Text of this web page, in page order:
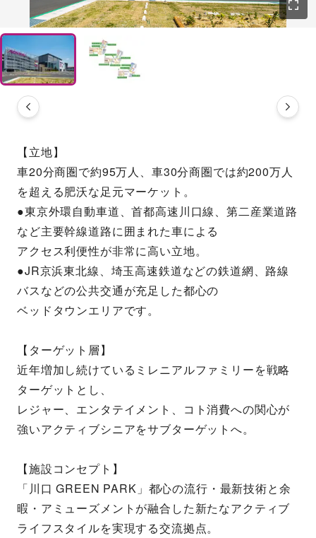
【立地】
車20分商圏で約95万人、車30分商圏では約200万人
を超える肥沃な足元マーケット。
●東京外環自動車道、首都高速川口線、第二産業道路
など主要幹線道路に囲まれた車による
アクセス利便性が非常に高い立地。
●JR京浜東北線、埼玉高速鉄道などの鉄道網、路線
バスなどの公共交通が充足した都心の
ベッドタウンエリアです。
【ターゲット層】
近年増加し続けているミレニアルファミリーを戦略
ターゲットとし、
レジャー、エンタテイメント、コト消費への関心が
強いアクティブシニアをサブターゲットへ。
【施設コンセプト】
「川口 GREEN PARK」都心の流行・最新技術と余
暇・アミューズメントが融合した新たなアクティブ
ライフスタイルを実現する交流拠点。